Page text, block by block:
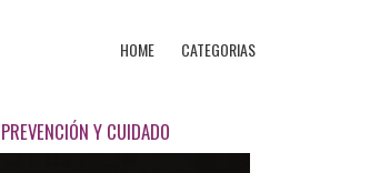
HOME CATEGORIAS
PREVENCIÓN Y CUIDADO